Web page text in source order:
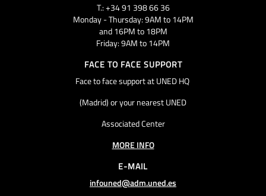
T.: +34 91 398 66 36
Monday - Thursday: 9AM to 14PM
and 16PM to 18PM
Friday: 9AM to 14PM
FACE TO FACE SUPPORT
Face to face support at UNED HQ
(Madrid) or your nearest UNED
Associated Center
MORE INFO
E-MAIL
infouned@adm.uned.es